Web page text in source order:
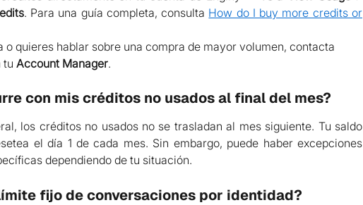
. Para una guía completa, consulta How do I buy more credits or
o quieres hablar sobre una compra de mayor volumen, contacta
tu Account Manager.
con mis créditos no usados al final del mes?
los créditos no usados no se trasladan al mes siguiente. Tu saldo
el día 1 de cada mes. Sin embargo, puede haber excepciones
dependiendo de tu situación.
fijo de conversaciones por identidad?